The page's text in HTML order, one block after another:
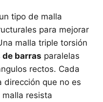
tipo de malla
para mejorar
malla triple torsión
barras paralelas
rectos. Cada
dirección que no es
resista